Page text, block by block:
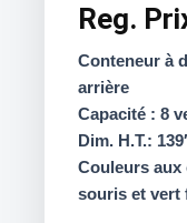
Reg.
Conteneur à
arrière
Capacité : 8
Dim. H.T.:
Couleurs
souris et vert